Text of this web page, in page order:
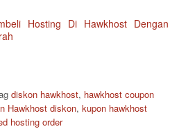
Hosting Di Hawkhost Dengan
diskon hawkhost, hawkhost coupon
Hawkhost diskon, kupon hawkhost
hosting order